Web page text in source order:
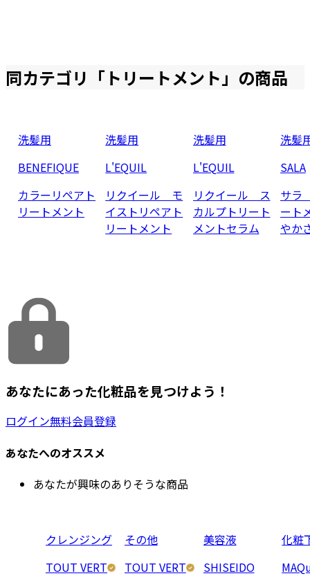
同カテゴリ「 トリートメント」の商品
洗髪用
BENEFIQUE
カラーリペアト
リートメント
洗髪用
L'EQUIL
リクイール モ
イストリペアト
リートメント
洗髪用
L'EQUIL
リクイール ス
カルプトリート
メントセラム
洗髪
SALA
サラ
ート
やか
あなたにあった化粧品を見つけよう！
ログイン無料会員登録
あなたへのオススメ
あなたが興味のありそうな商品
クレンジング
TOUT VERT
その他
TOUT VERT
美容液
SHISEIDO
化粧